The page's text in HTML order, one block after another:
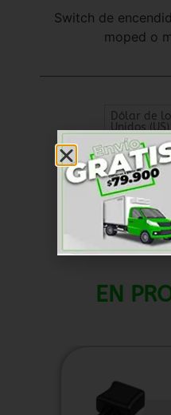
Switch de
moped o
Dólar de
Unidos
SKURKSW005
Categoría
EN